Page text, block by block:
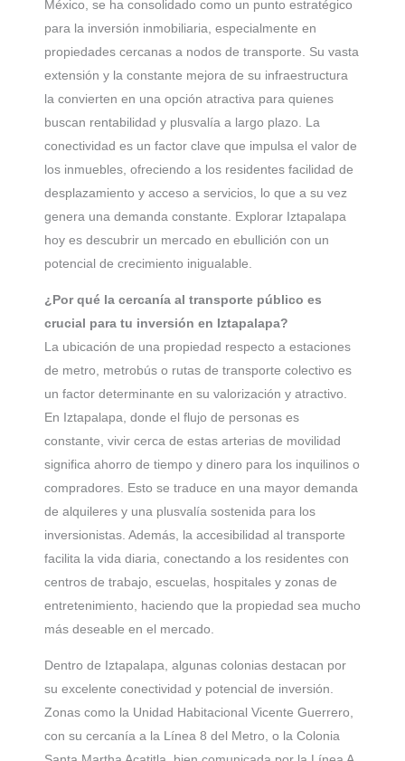
México, se ha consolidado como un punto estratégico
para la inversión inmobiliaria, especialmente en
propiedades cercanas a nodos de transporte. Su vasta
extensión y la constante mejora de su infraestructura
la convierten en una opción atractiva para quienes
buscan rentabilidad y plusvalía a largo plazo. La
conectividad es un factor clave que impulsa el valor de
los inmuebles, ofreciendo a los residentes facilidad de
desplazamiento y acceso a servicios, lo que a su vez
genera una demanda constante. Explorar Iztapalapa
hoy es descubrir un mercado en ebullición con un
potencial de crecimiento inigualable.
¿Por qué la cercanía al transporte público es
crucial para tu inversión en Iztapalapa?
La ubicación de una propiedad respecto a estaciones
de metro, metrobús o rutas de transporte colectivo es
un factor determinante en su valorización y atractivo.
En Iztapalapa, donde el flujo de personas es
constante, vivir cerca de estas arterias de movilidad
significa ahorro de tiempo y dinero para los inquilinos o
compradores. Esto se traduce en una mayor demanda
de alquileres y una plusvalía sostenida para los
inversionistas. Además, la accesibilidad al transporte
facilita la vida diaria, conectando a los residentes con
centros de trabajo, escuelas, hospitales y zonas de
entretenimiento, haciendo que la propiedad sea mucho
más deseable en el mercado.
Dentro de Iztapalapa, algunas colonias destacan por
su excelente conectividad y potencial de inversión.
Zonas como la Unidad Habitacional Vicente Guerrero,
con su cercanía a la Línea 8 del Metro, o la Colonia